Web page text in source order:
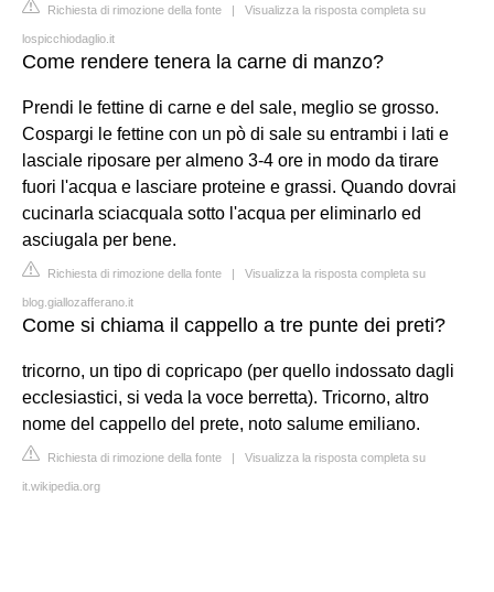
Richiesta di rimozione della fonte | Visualizza la risposta completa su
lospicchiodaglio.it
Come rendere tenera la carne di manzo?
Prendi le fettine di carne e del sale, meglio se grosso.
Cospargi le fettine con un pò di sale su entrambi i lati e
lasciale riposare per almeno 3-4 ore in modo da tirare
fuori l'acqua e lasciare proteine e grassi. Quando dovrai
cucinarla sciacquala sotto l'acqua per eliminarlo ed
asciugala per bene.
Richiesta di rimozione della fonte | Visualizza la risposta completa su
blog.giallozafferano.it
Come si chiama il cappello a tre punte dei preti?
tricorno, un tipo di copricapo (per quello indossato dagli
ecclesiastici, si veda la voce berretta). Tricorno, altro
nome del cappello del prete, noto salume emiliano.
Richiesta di rimozione della fonte | Visualizza la risposta completa su
it.wikipedia.org